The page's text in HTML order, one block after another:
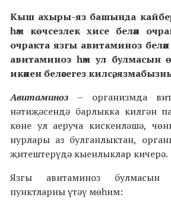
Кыш ахыры-яз башында
һәм көчсезлек хисе белән
очракта язгы авитаминоз белән
авитаминоз һәм ул булмасын
икәнен беләсегез килсә,
Авитаминоз – организмда
нәтиҗәсендә барлыкка килгән
көне ул аеруча кискенләшә,
нурлары аз булганлыктан,
җитештерүдә кыенлыклар кичерә.
Язгы авитаминоз булмасын
пунктларны үтәү мөһим: